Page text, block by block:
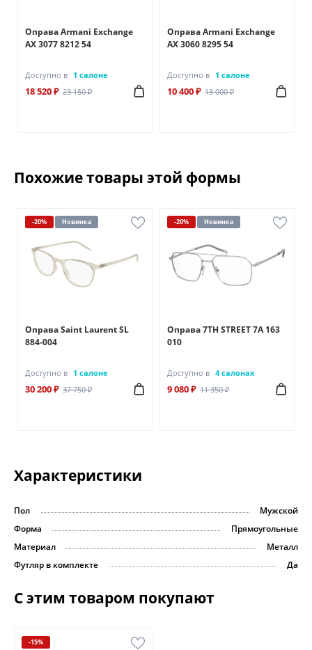
Оправа Armani Exchange
AX 3077 8212 54
Доступно в 1 салоне
18 520 ₽ 23 150 ₽
Оправа Armani Exchange
AX 3060 8295 54
Доступно в 1 салоне
10 400 ₽ 13 000 ₽
Похожие товары этой формы
-20% Новинка
Оправа Saint Laurent SL
884-004
Доступно в 1 салоне
30 200 ₽ 37 750 ₽
-20% Новинка
Оправа 7TH STREET 7A 163
010
Доступно в 4 салонах
9 080 ₽ 11 350 ₽
Характеристики
Пол
Мужской
Форма
Прямоугольные
Материал
Металл
Футляр в комплекте
Да
С этим товаром покупают
-15%